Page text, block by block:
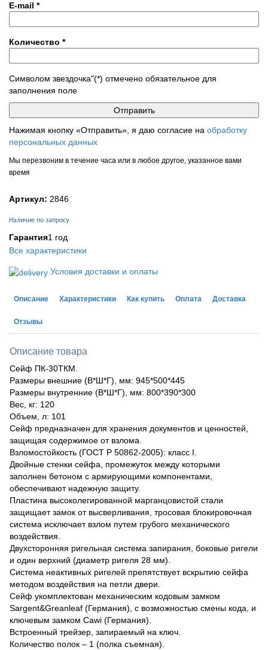
E-mail *
Количество *
Символом звездочка"(*) отмечено обязательное для
заполнения поле
Нажимая кнопку «Отправить», я даю согласие на обработку
персональных данных
Мы перезвоним в течение часа или в любое другое, указанное вами
время
Артикул: 2846
Наличие по запросу
Гарантия1 год
Все характеристики
Условия доставки и оплаты
Описание Характеристики Как купить Оплата Доставка
Отзывы
Описание товара
Сейф ПК-30ТКМ.
Размеры внешние (В*Ш*Г), мм: 945*500*445
Размеры внутренние (В*Ш*Г), мм: 800*390*300
Вес, кг: 120
Объем, л: 101
Сейф предназначен для хранения документов и ценностей,
защищая содержимое от взлома.
Взломостойкость (ГОСТ Р 50862-2005): класс I.
Двойные стенки сейфа, промежуток между которыми
заполнен бетоном c армирующими компонентами,
обеспечивают надежную защиту.
Пластина высоколегированной марганцовистой стали
защищает замок от высверливания, тросовая блокировочная
система исключает взлом путем грубого механического
воздействия.
Двухсторонняя ригельная система запирания, боковые ригели
и один верхний (диаметр ригеля 28 мм).
Система неактивных ригелей препятствует вскрытию сейфа
методом воздействия на петли двери.
Сейф укомплектован механическим кодовым замком
Sargent&Greanleaf (Германия), с возможностью смены кода, и
ключевым замком Cawi (Германия).
Встроенный трейзер, запираемый на ключ.
Количество полок – 1 (полка съемная).